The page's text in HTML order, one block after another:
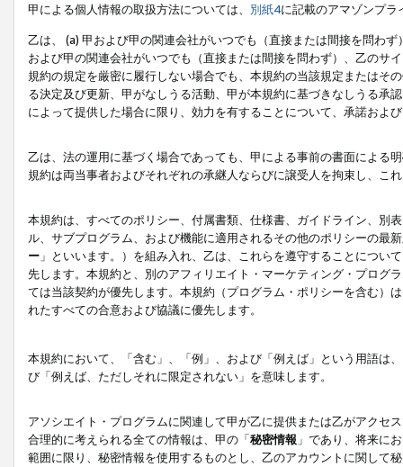
甲による個人情報の取扱方法については、 別紙4に記載のアマゾンプ
乙は、 (a) 甲および甲の関連会社がいつでも（直接または間接を問わ
および甲の関連会社がいつでも（直接または間接を問わず）、乙のサ
規約の規定を厳密に履行しない場合でも、本規約の当該規定またはそ
る決定及び更新、甲がなしうる活動、甲が本規約に基づきなしうる承
によって提供した場合に限り、効力を有することについて、承諾およ
乙は、法の運用に基づく場合であっても、甲による事前の書面による
規約は両当事者およびそれぞれの承継人ならびに譲受人を拘束し、こ
本規約は、すべてのポリシー、付属書類、仕様書、ガイドライン、別
ル、サブプログラム、および機能に適用されるその他のポリシーの最
ー 」といいます。）を組み入れ、乙は、これらを遵守することにつ
先します。本規約と、別のアフィリエイト・マーケティング・プログ
ては当該契約が優先します。本規約（プログラム・ポリシーを含む）
れたすべての合意および協議に優先します。
本規約において、「含む」、「例」、および「例えば」という用語は
び「例えば、ただしそれに限定されない」を意味します。
アソシエイト・プログラムに関連して甲が乙に提供または乙がアクセ
合理的に考えられる全ての情報は、甲の「秘密情報 」であり、将来に
範囲に限り、秘密情報を使用するものとし、乙のアカウントに関して